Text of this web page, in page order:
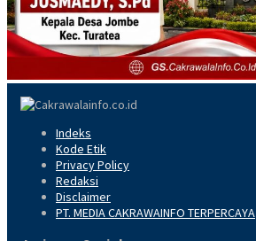
Indeks
Kode Etik
Privacy Policy
Redaksi
Disclaimer
PT. MEDIA CAKRAWAINFO TERPERCAYA